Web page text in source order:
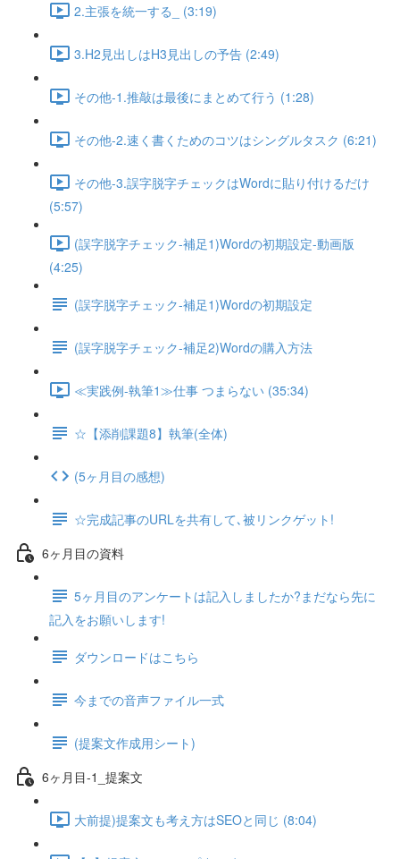
2.主張を統一する_ (3:19)
3.H2見出しはH3見出しの予告 (2:49)
その他-1.推敲は最後にまとめて行う (1:28)
その他-2.速く書くためのコツはシングルタスク (6:21)
その他-3.誤字脱字チェックはWordに貼り付けるだけ
(5:57)
(誤字脱字チェック-補足1)Wordの初期設定-動画版
(4:25)
(誤字脱字チェック-補足1)Wordの初期設定
(誤字脱字チェック-補足2)Wordの購入方法
≪実践例-執筆1≫仕事 つまらない (35:34)
☆【添削課題8】執筆(全体)
(5ヶ月目の感想)
☆完成記事のURLを共有して､被リンクゲット!
6ヶ月目の資料
5ヶ月目のアンケートは記入しましたか?まだなら先に
記入をお願いします!
ダウンロードはこちら
今までの音声ファイル一式
(提案文作成用シート)
6ヶ月目-1_提案文
大前提)提案文も考え方はSEOと同じ (8:04)